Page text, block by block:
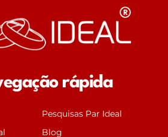
rápida
Pesquisas Par Ideal
Blog